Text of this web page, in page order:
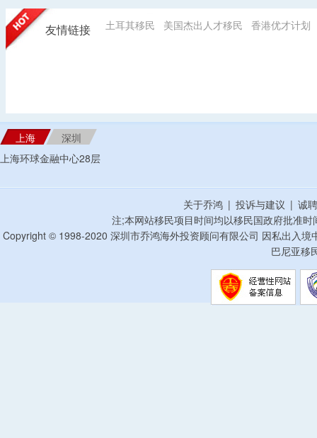
友情链接 土耳其移民 美国杰出人才移民 香港优才计划
上海
深圳
上海环球金融中心28层
关于乔鸿 | 投诉与建议 | 诚
注;本网站移民项目时间均以移民国政府批准
Copyright © 1998-2020 深圳市乔鸿海外投资顾问有限公司 因私出入
巴尼亚移